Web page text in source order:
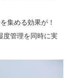
集める効果が！
管理を同時に実